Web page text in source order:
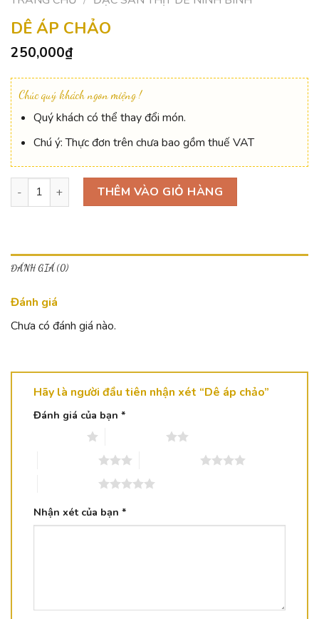
DÊ ÁP CHẢO
250,000₫
Chúc quý khách ngon miệng !
Quý khách có thể thay đổi món.
Chú ý: Thực đơn trên chưa bao gồm thuế VAT
Dê áp chảo số lượngTHÊM VÀO GIỎ HÀNG
ĐÁNH GIÁ (0)
Đánh giá
Chưa có đánh giá nào.
Hãy là người đầu tiên nhận xét “Dê áp chảo”
Đánh giá của bạn *
Nhận xét của bạn *